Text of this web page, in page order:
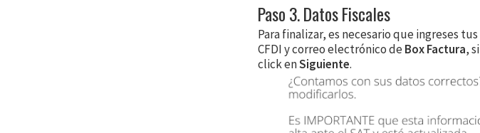
Paso 3. Datos Fiscales
Para finalizar, es necesario que ingreses
CFDI y correo electrónico deBox Factura,
click enSiguiente.